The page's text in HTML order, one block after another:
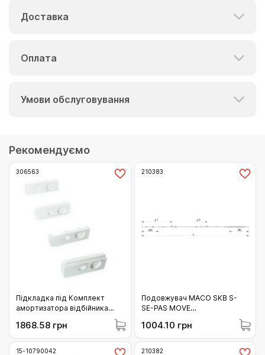
Доставка
Оплата
Умови обслуговування
Рекомендуємо
306563
Підкладка під Комплект
амортизатора відбійника
1868.58 грн
210383
Подовжувач МАСО SKB S-
SE-PAS MOVE
цапфою 1401-1650 (210383)
1004.10 грн
15-10790042 210382